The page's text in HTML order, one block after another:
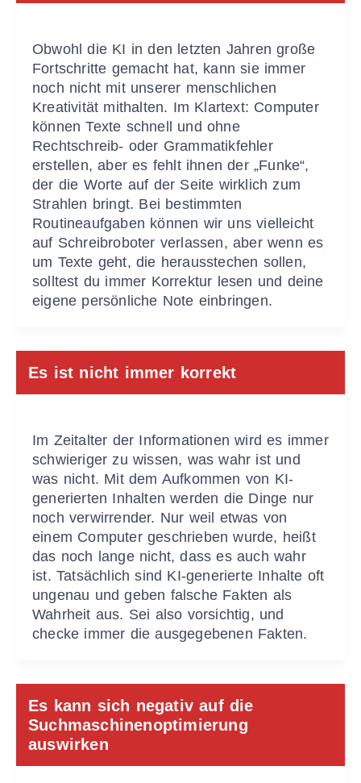
Obwohl die KI in den letzten Jahren große
Fortschritte gemacht hat, kann sie immer
noch nicht mit unserer menschlichen
Kreativität mithalten. Im Klartext: Computer
können Texte schnell und ohne
Rechtschreib- oder Grammatikfehler
erstellen, aber es fehlt ihnen der „Funke“,
der die Worte auf der Seite wirklich zum
Strahlen bringt. Bei bestimmten
Routineaufgaben können wir uns vielleicht
auf Schreibroboter verlassen, aber wenn es
um Texte geht, die herausstechen sollen,
solltest du immer Korrektur lesen und deine
eigene persönliche Note einbringen.
Es ist nicht immer korrekt
Im Zeitalter der Informationen wird es immer
schwieriger zu wissen, was wahr ist und
was nicht. Mit dem Aufkommen von KI-
generierten Inhalten werden die Dinge nur
noch verwirrender. Nur weil etwas von
einem Computer geschrieben wurde, heißt
das noch lange nicht, dass es auch wahr
ist. Tatsächlich sind KI-generierte Inhalte oft
ungenau und geben falsche Fakten als
Wahrheit aus. Sei also vorsichtig, und
checke immer die ausgegebenen Fakten.
Es kann sich negativ auf die
Suchmaschinenoptimierung
auswirken